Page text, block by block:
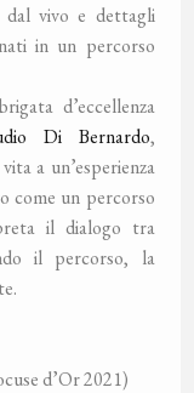
dal vivo e dettagli
in un percorso
d’eccellenza
Di Bernardo,
a un’esperienza
come un percorso
il dialogo tra
il percorso, la
d’Or 2021)